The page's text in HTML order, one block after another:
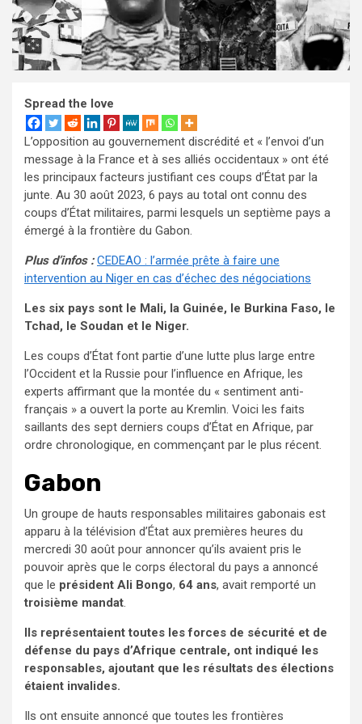
Spread the love
L’opposition au gouvernement discrédité et « l’envoi d’un
message à la France et à ses alliés occidentaux » ont été
les principaux facteurs justifiant ces coups d’État par la
junte. Au 30 août 2023, 6 pays au total ont connu des
coups d’État militaires, parmi lesquels un septième pays a
émergé à la frontière du Gabon.
Plus d’infos :CEDEAO : l’armée prête à faire une
intervention au Niger en cas d’échec des négociations
Les six pays sont le Mali, la Guinée, le Burkina Faso, le
Tchad, le Soudan et le Niger.
Les coups d’État font partie d’une lutte plus large entre
l’Occident et la Russie pour l’influence en Afrique, les
experts affirmant que la montée du « sentiment anti-
français » a ouvert la porte au Kremlin. Voici les faits
saillants des sept derniers coups d’État en Afrique, par
ordre chronologique, en commençant par le plus récent.
Gabon
Un groupe de hauts responsables militaires gabonais est
apparu à la télévision d’État aux premières heures du
mercredi 30 août pour annoncer qu’ils avaient pris le
pouvoir après que le corps électoral du pays a annoncé
que le président Ali Bongo, 64 ans, avait remporté un
troisième mandat.
Ils représentaient toutes les forces de sécurité et de
défense du pays d’Afrique centrale, ont indiqué les
responsables, ajoutant que les résultats des élections
étaient invalides.
Ils ont ensuite annoncé que toutes les frontières